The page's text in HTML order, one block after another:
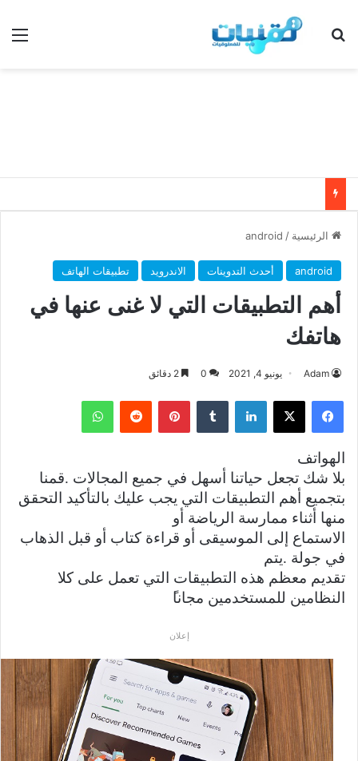
بحث عن
الرئيسية /
android
android أحدث التدوينات الاندرويد تطبيقات الهاتف
أهم التطبيقات التي لا غنى عنها في
هاتفك
Adam يونيو 4, 2021 0
فيسبوك ‫X لينكدإن بينتيريست واتساب
الهواتف
بلا شك تجعل حياتنا أسهل في جميع المجالات .قمنا
بتجميع أهم التطبيقات التي يجب عليك بالتأكيد التحقق
منها أثناء ممارسة الرياضة أو
الاستماع إلى الموسيقى أو قراءة كتاب أو قبل الذهاب
في جولة .يتم
تقديم معظم هذه التطبيقات التي تعمل على كلا
النظامين للمستخدمين مجانا
إعلان